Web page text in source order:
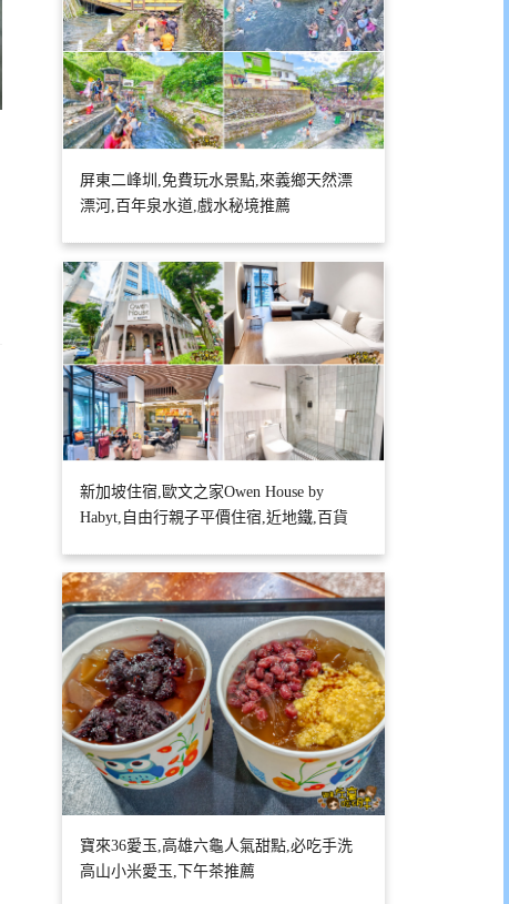
屏東二峰圳,免費玩水景點,來義鄉天然漂
漂河,百年泉水道,戲水秘境推薦
新加坡住宿,歐文之家Owen House by
Habyt,自由行親子平價住宿,近地鐵,百貨
寶來36愛玉,高雄六龜人氣甜點,必吃手洗
高山小米愛玉,下午茶推薦